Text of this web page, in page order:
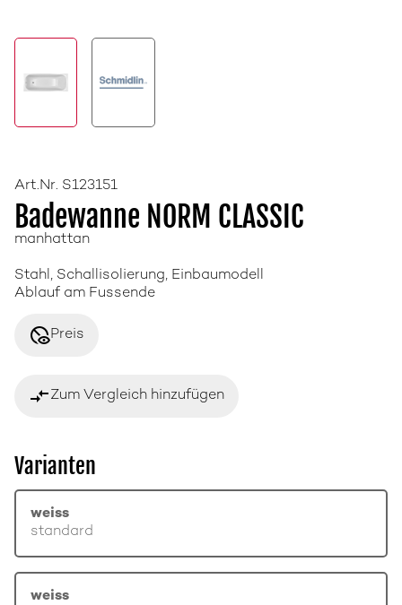
Art.Nr. S123151
Badewanne NORM CLASSIC
manhattan
Stahl, Schallisolierung, Einbaumodell
Ablauf am Fussende
disabled_visiblePreis
compare_arrowsZum Vergleich hinzufügen
Varianten
weiss
standard
weiss